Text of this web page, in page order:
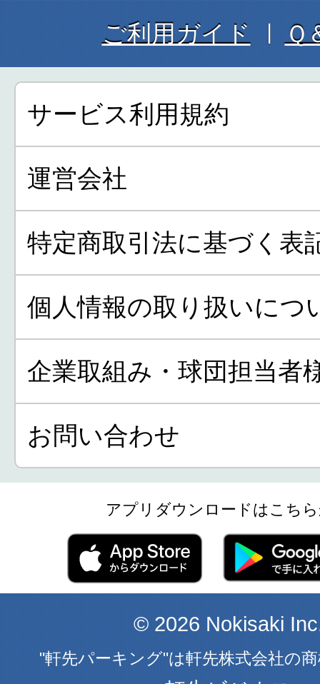
ご利用ガイド Ｑ
サービス利用規約
運営会社
特定商取引法に基づく表
個人情報の取り扱いにつ
企業取組み・球団担当者
お問い合わせ
アプリダウンロードはこち
© 2026 Nokisaki
"軒先パーキング"は軒先株式会社の